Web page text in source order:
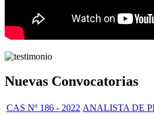
Nuevas Convocatorias
CAS Nº 186 - 2022 ANALISTA DE